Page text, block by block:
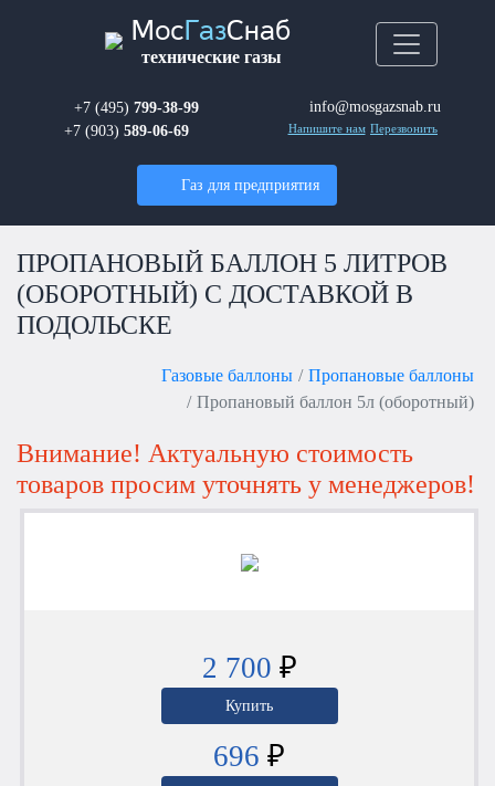
Мос ГазСнаб
технические газы
+7 (495) 799-38-99
+7 (903) 589-06-69
info@mosgazsnab.ru
Напишите нам Перезвонить
Газ для предприятия
ПРОПАНОВЫЙ БАЛЛОН 5 ЛИТРОВ
(ОБОРОТНЫЙ) С ДОСТАВКОЙ В
ПОДОЛЬСКЕ
Газовые баллоны
Пропановые баллоны
Пропановый баллон 5л (оборотный)
Внимание! Актуальную стоимость
товаров просим уточнять у менеджеров!
2 700 ₽
Купить
696 ₽